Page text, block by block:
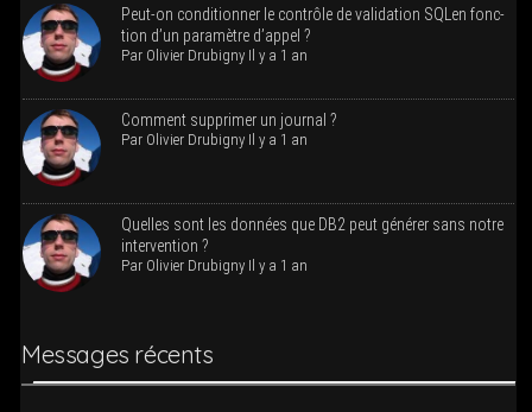
Peut-on condi­tion­ner le contrôle de vali­da­tion SQLen fonc­
tion d’un para­mètre d’appel ?
Par Oli­vier Dru­bi­gny Il y a 1 an
Com­ment sup­pri­mer un journal ?
Par Oli­vier Dru­bi­gny Il y a 1 an
Quelles sont les don­nées que DB2 peut géné­rer sans notre
intervention ?
Par Oli­vier Dru­bi­gny Il y a 1 an
Mes­sages récents